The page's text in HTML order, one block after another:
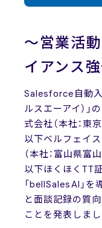
～営業活
イアンス
Salesforce自動入
ルスエーアイ）」
式会社（本社：東
以下ベルフェイ
（本社：富山県富
以下ほくほくTT
「bellSalesAI」を
と面談記録の質
ことを発表しまし